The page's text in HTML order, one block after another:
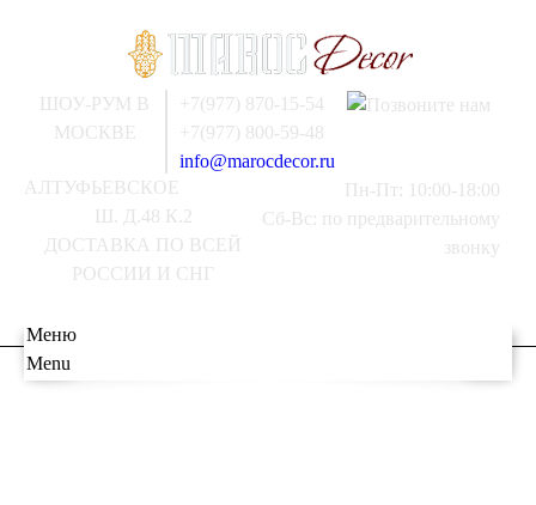
+7(977) 870-15-54
+7(977) 800-59-48
info@marocdecor.ru
Пн-Пт: 10:00-18:00
Сб-Вс: по предварительному
звонку
ШОУ-РУМ В
МОСКВЕ
АЛТУФЬЕВСКОЕ
Ш. Д.48 К.2
ДОСТАВКА ПО ВСЕЙ
РОССИИ И СНГ
Меню
Menu